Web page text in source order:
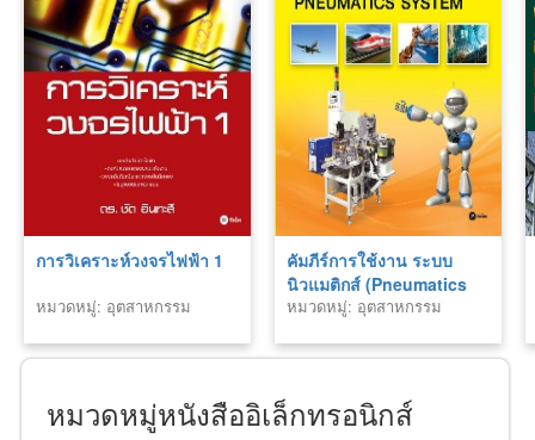
การวิเคราะห์วงจรไฟฟ้า 1
หมวดหมู่: อุตสาหกรรม
คัมภีร์การใช้งาน ระบบ
นิวแมติกส์ (Pneumatics
System)
หมวดหมู่: อุตสาหกรรม
หมวดหมู่หนังสืออิเล็กทรอนิกส์